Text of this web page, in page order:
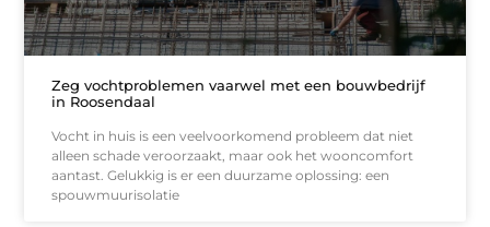
Zeg vochtproblemen vaarwel met een bouwbedrijf
in Roosendaal
Vocht in huis is een veelvoorkomend probleem dat niet
alleen schade veroorzaakt, maar ook het wooncomfort
aantast. Gelukkig is er een duurzame oplossing: een
spouwmuurisolatie